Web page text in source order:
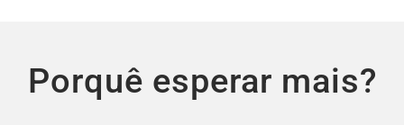
Porquê esperar mais?